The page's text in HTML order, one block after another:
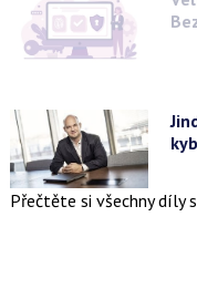
Přečtěte si všechny díly